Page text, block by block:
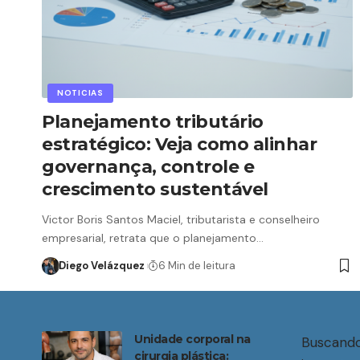
NOTICIAS
Planejamento tributário
estratégico: Veja como alinhar
governança, controle e
crescimento sustentável
Victor Boris Santos Maciel, tributarista e conselheiro
empresarial, retrata que o planejamento…
Diego Velázquez 6 Min de leitura
Unidade corporal na
cirurgia plástica: